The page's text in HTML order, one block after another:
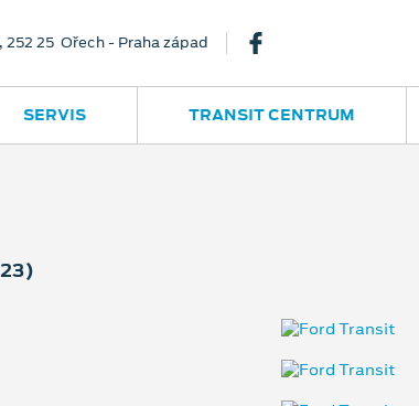
252 25 Ořech - Praha západ
SERVIS TRANSIT CENTRUM